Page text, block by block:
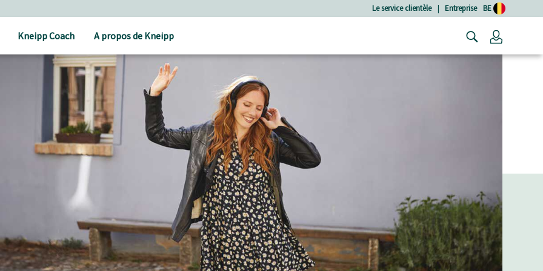
Le service clientèle | Entreprise BE
Kneipp Coach A propos de Kneipp